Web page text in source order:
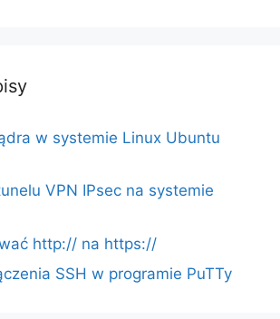
w systemie Linux Ubuntu
VPN IPsec na systemie
http:// na https://
SSH w programie PuTTy